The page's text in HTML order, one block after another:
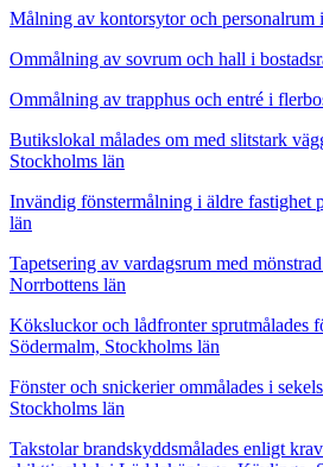
Målning av kontorsytor och personalrum
Ommålning av sovrum och hall i
Ommålning av trapphus och entré i
Butikslokal målades om med slitstark
Stockholms län
Invändig fönstermålning i äldre fastighet
län
Tapetsering av vardagsrum med
Norrbottens län
Köksluckor och lådfronter sprutmålades
Södermalm, Stockholms län
Fönster och snickerier ommålades i
Stockholms län
Takstolar brandskyddsmålades enligt